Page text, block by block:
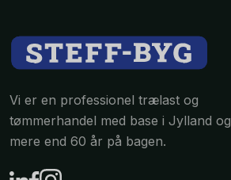
Vi er en professionel trælast og
tømmerhandel med base i Jylland og
mere end 60 år på bagen.